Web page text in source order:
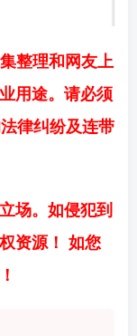
整理和网友上
用途。请必须
律纠纷及连带
场。如侵犯到
资源！ 如您